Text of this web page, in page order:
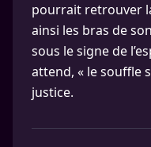
pourrait retrouver
ainsi les bras de
sous le signe de
attend, « le souffle
justice.